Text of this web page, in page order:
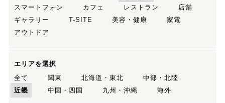
スマートフォン
カフェ レストラン
店舗
ギャラリー
T-SITE 美容・健康
家電
アウトドア
エリアを選択
全て
関東 北海道・東北
中部・北陸
近畿
中国・四国 九州・沖縄 海外